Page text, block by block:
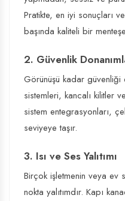
Pratikte, en iyi sonuçları
başında kaliteli bir
2. Güvenlik
Görünüşü kadar
sistemleri, kancalı kilitler
sistem entegrasyonları,
seviyeye taşır.
3. Isı ve Ses Yalıtımı
Birçok işletmenin veya ev
nokta yalıtımdır. Kapı